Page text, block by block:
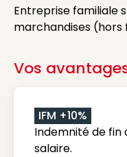
Entreprise familiale
marchandises (hors
Vos
IFM +10%
Indemnité de fin
salaire.